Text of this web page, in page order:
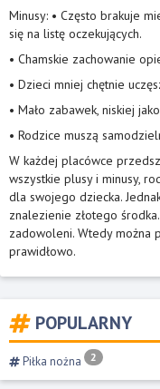
POPULARNY
Piłka nożna 2
Minusy: • Często brakuje
się na listę oczekujących.
• Chamskie zachowanie
• Dzieci mniej chętnie
• Mało zabawek, niskiej
• Rodzice muszą
W każdej placówce
wszystkie plusy i minusy,
dla swojego dziecka.
znalezienie złotego
zadowoleni. Wtedy można
prawidłowo.